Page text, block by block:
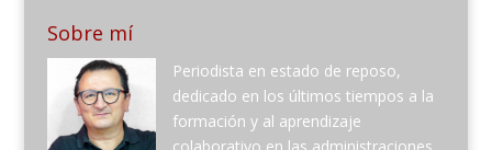
Sobre mí
Periodista en estado de reposo,
dedicado en los últimos tiempos a la
formación y al aprendizaje